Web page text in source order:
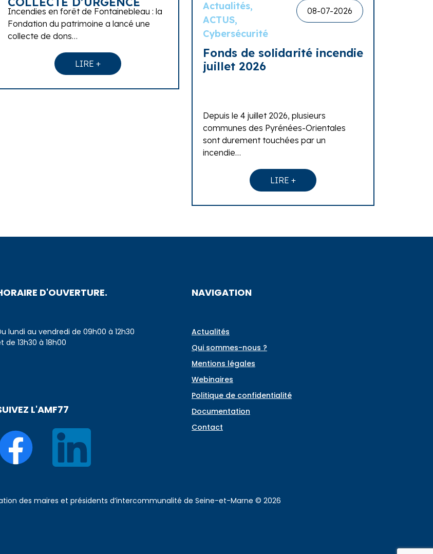
Incendies en forêt de Fontainebleau : la
Fondation du patrimoine a lancé une
collecte de dons…
LIRE +
Actualités,
ACTUS,
Cybersécurité
08-07-2026
Fonds de solidarité incendie
juillet 2026
Depuis le 4 juillet 2026, plusieurs
communes des Pyrénées-Orientales
sont durement touchées par un
incendie…
LIRE +
D'OUVERTURE.
lundi au vendredi de 09h00 à 12h30
de 13h30 à 18h00
L'AMF77
NAVIGATION
Actualités
Qui sommes-nous ?
Mentions légales
Webinaires
Politique de confidentialité
Documentation
Contact
des maires et présidents d’intercommunalité de Seine-et-Marne © 2026